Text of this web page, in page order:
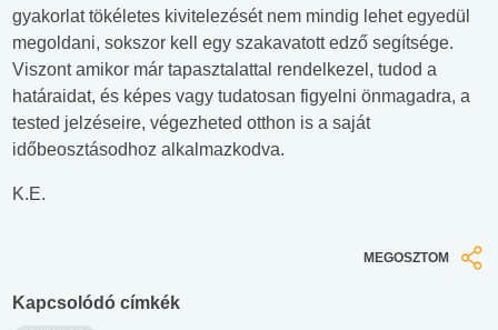
gyakorlat tökéletes kivitelezését nem mindig lehet egyedül
megoldani, sokszor kell egy szakavatott edző segítsége.
Viszont amikor már tapasztalattal rendelkezel, tudod a
határaidat, és képes vagy tudatosan figyelni önmagadra, a
tested jelzéseire, végezheted otthon is a saját
időbeosztásodhoz alkalmazkodva.
K.E.
MEGOSZTOM
Kapcsolódó címkék